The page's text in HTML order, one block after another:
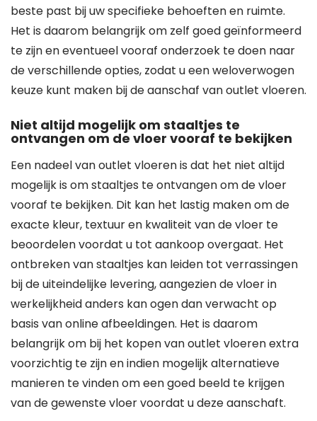
beste past bij uw specifieke behoeften en ruimte.
Het is daarom belangrijk om zelf goed geïnformeerd
te zijn en eventueel vooraf onderzoek te doen naar
de verschillende opties, zodat u een weloverwogen
keuze kunt maken bij de aanschaf van outlet vloeren.
Niet altijd mogelijk om staaltjes te
ontvangen om de vloer vooraf te bekijken
Een nadeel van outlet vloeren is dat het niet altijd
mogelijk is om staaltjes te ontvangen om de vloer
vooraf te bekijken. Dit kan het lastig maken om de
exacte kleur, textuur en kwaliteit van de vloer te
beoordelen voordat u tot aankoop overgaat. Het
ontbreken van staaltjes kan leiden tot verrassingen
bij de uiteindelijke levering, aangezien de vloer in
werkelijkheid anders kan ogen dan verwacht op
basis van online afbeeldingen. Het is daarom
belangrijk om bij het kopen van outlet vloeren extra
voorzichtig te zijn en indien mogelijk alternatieve
manieren te vinden om een goed beeld te krijgen
van de gewenste vloer voordat u deze aanschaft.